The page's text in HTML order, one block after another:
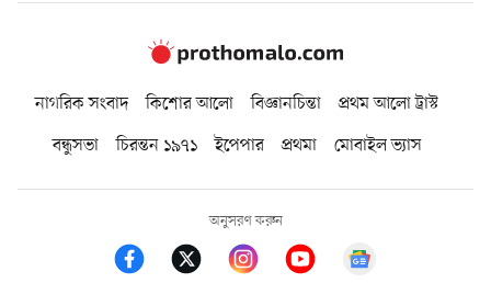
নাগরিক সংবাদ কিশোর আলো বিজ্ঞানচিন্তা
প্রথম আলো ট্রাস্ট
বন্ধুসভা
চিরন্তন ১৯৭১ ইপেপার প্রথমা মোবাইল ভ্যাস
অনুসরণ করুন